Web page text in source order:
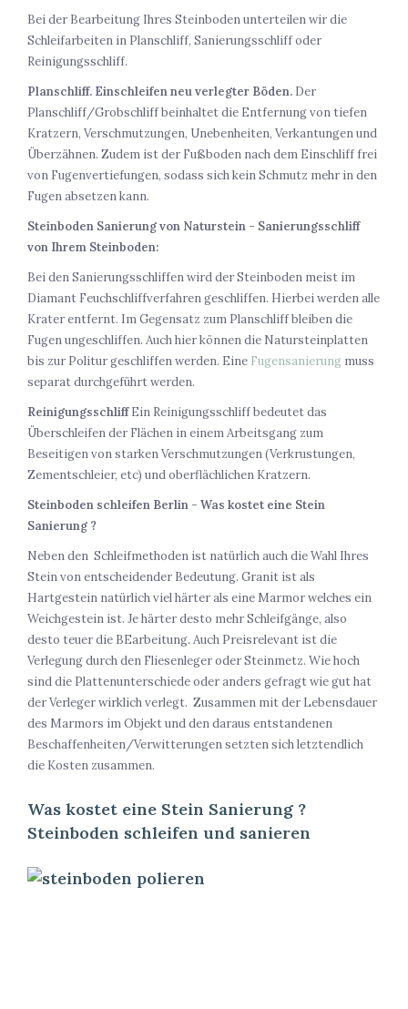
Bei der Bearbeitung Ihres Steinboden unterteilen wir die
Schleifarbeiten in Planschliff, Sanierungsschliff oder
Reinigungsschliff.
Planschliff. Einschleifen neu verlegter Böden. Der
Planschliff/Grobschliff beinhaltet die Entfernung von tiefen
Kratzern, Verschmutzungen, Unebenheiten, Verkantungen und
Überzähnen. Zudem ist der Fußboden nach dem Einschliff frei
von Fugenvertiefungen, sodass sich kein Schmutz mehr in den
Fugen absetzen kann.
Steinboden Sanierung von Naturstein - Sanierungsschliff
von Ihrem Steinboden:
Bei den Sanierungsschliffen wird der Steinboden meist im
Diamant Feuchschliffverfahren geschliffen. Hierbei werden alle
Krater entfernt. Im Gegensatz zum Planschliff bleiben die
Fugen ungeschliffen. Auch hier können die Natursteinplatten
bis zur Politur geschliffen werden. Eine Fugensanierung muss
separat durchgeführt werden.
ReinigungsschliffEin Reinigungsschliff bedeutet das
Überschleifen der Flächen in einem Arbeitsgang zum
Beseitigen von starken Verschmutzungen (Verkrustungen,
Zementschleier, etc) und oberflächlichen Kratzern.
Steinboden schleifen Berlin - Was kostet eine Stein
Sanierung ?
Neben den Schleifmethoden ist natürlich auch die Wahl Ihres
Stein von entscheidender Bedeutung. Granit ist als
Hartgestein natürlich viel härter als eine Marmor welches ein
Weichgestein ist. Je härter desto mehr Schleifgänge, also
desto teuer die BEarbeitung. Auch Preisrelevant ist die
Verlegung durch den Fliesenleger oder Steinmetz. Wie hoch
sind die Plattenunterschiede oder anders gefragt wie gut hat
der Verleger wirklich verlegt. Zusammen mit der Lebensdauer
des Marmors im Objekt und den daraus entstandenen
Beschaffenheiten/Verwitterungen setzten sich letztendlich
die Kosten zusammen.
Was kostet eine Stein Sanierung ?
Steinboden schleifen und sanieren